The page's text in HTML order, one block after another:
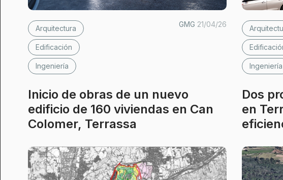
Arquitectura
Edificación
Ingeniería
GMG 21/04/26
Inicio de obras de un nuevo
edificio de 160 viviendas en Can
Colomer, Terrassa
Ingeniería
Dos
en